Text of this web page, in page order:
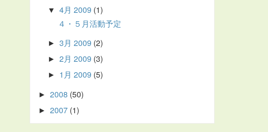
▼ 4月 2009 (1)
４・５月活動予定
► 3月 2009 (2)
► 2月 2009 (3)
► 1月 2009 (5)
► 2008 (50)
► 2007 (1)